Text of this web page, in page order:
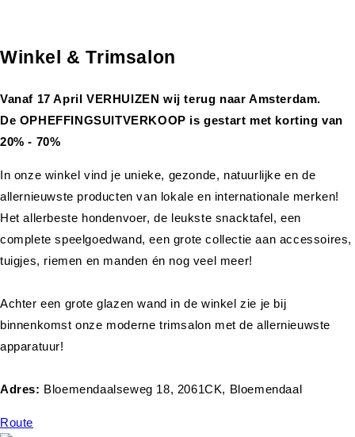
Winkel & Trimsalon
Vanaf 17 April VERHUIZEN wij terug naar Amsterdam.
De OPHEFFINGSUITVERKOOP is gestart met korting van
20% - 70%
In onze winkel vind je unieke, gezonde, natuurlijke en de
allernieuwste producten van lokale en internationale merken!
Het allerbeste hondenvoer, de leukste snacktafel, een
complete speelgoedwand, een grote collectie aan accessoires,
tuigjes, riemen en manden én nog veel meer!
Achter een grote glazen wand in de winkel zie je bij
binnenkomst onze moderne trimsalon met de allernieuwste
apparatuur!
Adres: Bloemendaalseweg 18, 2061CK, Bloemendaal
Route